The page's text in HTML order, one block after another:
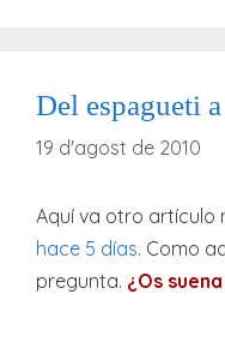
Del espagueti
19 d'agost de 2010
Aquí va otro artículo
hace 5 días. Como
pregunta. ¿Os